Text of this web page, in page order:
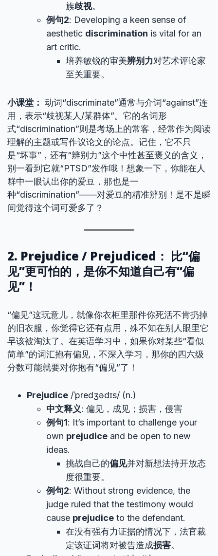
族歧视。
例句2: Developing a keen sense of
aesthetic discrimination is vital for an
art critic.
培养敏锐的审美辨别力对艺术评论家
至关重要。
小课堂： 动词“discriminate”通常与介词“against”连
用，表示“歧视某人/某群体”。它的名词形
式“discrimination”则是考场上的常客，经常作为阅读
理解的主题或写作议论文的论点。记住，它不只
是“坏事”，还有“辨别力”这个中性甚至褒义的含义，
别一看到它就“PTSD”发作哦！想象一下，你能在人
群中一眼认出你的爱豆，那也是一
种“discrimination”——对爱豆的精准辨别！是不是瞬
间觉得这个词可爱多了？
2. Prejudice / Prejudiced： 比“偏
见”更可怕的，是你不知道自己有“偏
见”！
“偏见”这玩意儿，就像你衣柜里那件你死活不肯扔掉
的旧衣服，你觉得它还有点用，殊不知在别人眼里它
早该被淘汰了。在英语学习中，如果你对某些“看似
简单”的词汇抱有偏见，不深入学习，那你的四六级
分数可能就要对你抱有“偏见”了！
Prejudice /ˈpredʒədɪs/ (n.)
中文释义: 偏见，成见；损害，侵害
例句1: It’s important to challenge your
own prejudice and be open to new
ideas.
挑战自己的偏见并对新想法持开放态
度很重要。
例句2: Without strong evidence, the
judge ruled that the testimony would
cause prejudice to the defendant.
在没有强有力证据的情况下，法官裁
定该证词将对被告造成损害。